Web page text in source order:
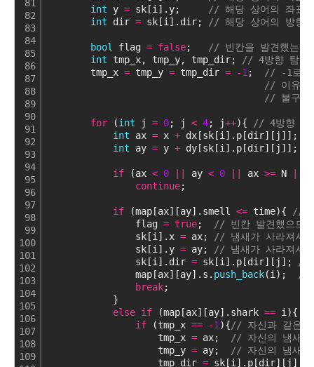
81
82
83
84
85
86
87
88
89
90
91
92
93
94
95
96
97
98
99
100
101
102
103
104
105
106
107
108
109
int y = sk[i].y;
// 해당 상어의 좌표
int dir = sk[i].dir; // 해당 상어의 방향
bool flag = false;
// 빈칸을 발견했는지
int tmp_x, tmp_y, tmp_dir;
// 4방향 탐색
tmp_x = tmp_y = tmp_dir = -1 ;
// -1로
// 이유는
// 불구하
for (int j = 0; j < 4; j++){
// 4방향 탐
int ax = x + dx[sk[i].p[dir][j]];
int ay = y + dy[sk[i].p[dir][j]];
if (ax < 0 ay < 0 ax >= N
continue;
if (map[ax][ay].smell <= time){
//
flag = true;
// 빈칸 발견했으므
sk[i].x = ax;
// 냄새가 사라져서
sk[i].y = ay;
// 냄새가 사라져서
sk[i].dir = sk[i].p[dir][j];
//
map[ax][ay].s. push_back(i);
//
break;
}
else if (map[ax][ay].shark == i){
if (tmp_x == -1 ){// 자신과 같은
tmp_x = ax;
// 자신의 냄새
tmp_y = ay;
// 자신의 냄새
tmp_dir = sk[i].p[dir][j];